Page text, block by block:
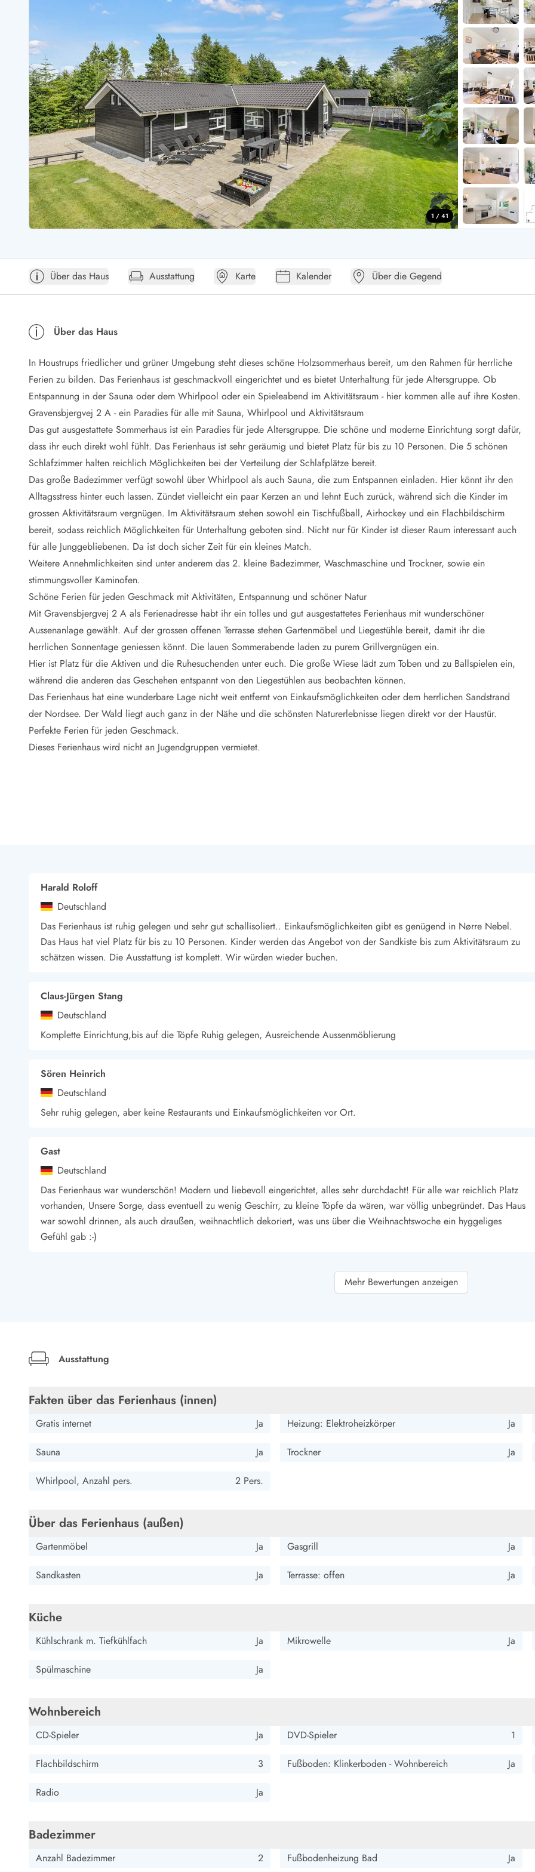
Ferienhäuser mit Whirlpool
Ferienhaus für 2 Personen
Ferienhaus für 4 Personen
Ferienhaus für 6 Personen
Ferienhäuser
Ferienhäuser
Ferienhäuser
Ferienhäuser BjerregardFerienhäuser BlavandFerienhäuser Hvide SandeFerienhäuser Sondervig
Ferienhäuser Argab
Ferienhäuser in Arrild
Ferienhäuser Bjerregard
Ferienhäuser Blavand
Ferienhäuser Bork Havn
Ferienhäuser Fjand
Ferienhäuser Fanö
Ferienhäuser Graerup Strand
Ferienhäuser Haurvig
Ferienhäuser Henne Strand
Ferienhäuser Ho
Ferienhäuser Houstrup
Ferienhäuser Houvig
Ferienhäuser auf Holmsland Klit
Ferienhäuser in Holmsland
Ferienhäuser Hvide Sande
Ferienhäuser Jegum
Ferienhäuser Klegod
Ferienhäuser Lodbjerg Hede
Ferienhäuser Nr. Lyngvig
Ferienhäuser in
Ferienhäuser
Ferienhäuser
Ferienhäuser
Ferienhäuser
Ferienhäuser in
Ferienhäuser
Ferienhäuser
Ferienhäuser
Öffnungszeiten
Anreise
Ferienhaus ABC
Häufige Fragen zur Buchung
Verleihservice
Reisescheckliste
Endreinigung
Gutschein
Frühbucher
Mietbedingungen
Reiseführer Dänemark
Tipps für Urlaub in Dänemark
Wetter in Dänemark
Saisonzeiten
Badesicherheit im Meer
Naturschutz
Webcam Dänemark
Ferienhauskatalog
Fotowettbewerb
Vorteile bei uns
Reisecurity
Esmark KidsVIP
Esmark VIP - Partnervorteile und Rabatte
Preisgarantie
Keine Kaution
Gästebewertungen
Gratis WLAN
We love people
Finde Bernstein am Strand
Indoorspielländer in Dänemark
Zoos und Tierparks in Dänemark
Freizeitparks in Dänemark
Angeln in Dänemark
Schwimmhallen und Badeländer
Golfen in Dänemark
Fitnesscenter in Dänemark
Fahrradfahren in Dänemark
Surfen in Dänemark
Wandern in Dänemark
Wasserski in Dänemark
Segeln in Dänemark
Sehenswürdigkeiten
Kunstmuseen
Essen und Trinken
Einkaufen und Shopping
Weihnachten in Dänemark
Heiraten in Dänemark
Kontakt & Öffnungszeiten
Qualität seit 1965
Nachhaltigkeit
Newsletter
Mietbedingungen
Impressum
1 / 41
Über das Haus Ausstattung Karte Kalender Über die Gegend
Über das Haus
In Houstrups friedlicher und grüner Umgebung steht dieses schöne Holzsommerhaus bereit, um den Rahmen für herrliche
Ferien zu bilden. Das Ferienhaus ist geschmackvoll eingerichtet und es bietet Unterhaltung für jede Altersgruppe. Ob
Entspannung in der Sauna oder dem Whirlpool oder ein Spieleabend im Aktivitätsraum - hier kommen alle auf ihre Kosten.
Gravensbjergvej 2 A - ein Paradies für alle mit Sauna, Whirlpool und Aktivitätsraum
Das gut ausgestattete Sommerhaus ist ein Paradies für jede Altersgruppe. Die schöne und moderne Einrichtung sorgt dafür,
dass ihr euch direkt wohl fühlt. Das Ferienhaus ist sehr geräumig und bietet Platz für bis zu 10 Personen. Die 5 schönen
Schlafzimmer halten reichlich Möglichkeiten bei der Verteilung der Schlafplätze bereit.
Das große Badezimmer verfügt sowohl über Whirlpool als auch Sauna, die zum Entspannen einladen. Hier könnt ihr den
Alltagsstress hinter euch lassen. Zündet vielleicht ein paar Kerzen an und lehnt Euch zurück, während sich die Kinder im
grossen Aktivitätsraum vergnügen. Im Aktivitätsraum stehen sowohl ein Tischfußball, Airhockey und ein Flachbildschirm
bereit, sodass reichlich Möglichkeiten für Unterhaltung geboten sind. Nicht nur für Kinder ist dieser Raum interessant auch
für alle Junggebliebenen. Da ist doch sicher Zeit für ein kleines Match.
Weitere Annehmlichkeiten sind unter anderem das 2. kleine Badezimmer, Waschmaschine und Trockner, sowie ein
stimmungsvoller Kaminofen.
Schöne Ferien für jeden Geschmack mit Aktivitäten, Entspannung und schöner Natur
Mit Gravensbjergvej 2 A als Ferienadresse habt ihr ein tolles und gut ausgestattetes Ferienhaus mit wunderschöner
Aussenanlage gewählt. Auf der grossen offenen Terrasse stehen Gartenmöbel und Liegestühle bereit, damit ihr die
herrlichen Sonnentage geniessen könnt. Die lauen Sommerabende laden zu purem Grillvergnügen ein.
Hier ist Platz für die Aktiven und die Ruhesuchenden unter euch. Die große Wiese lädt zum Toben und zu Ballspielen ein,
während die anderen das Geschehen entspannt von den Liegestühlen aus beobachten können.
Das Ferienhaus hat eine wunderbare Lage nicht weit entfernt von Einkaufsmöglichkeiten oder dem herrlichen Sandstrand
der Nordsee. Der Wald liegt auch ganz in der Nähe und die schönsten Naturerlebnisse liegen direkt vor der Haustür.
Perfekte Ferien für jeden Geschmack.
Dieses Ferienhaus wird nicht an Jugendgruppen vermietet.
Harald Roloff
Deutschland
Das Ferienhaus ist ruhig gelegen und sehr gut schallisoliert.. Einkaufsmöglichkeiten gibt es genügend in Nørre Nebel.
Das Haus hat viel Platz für bis zu 10 Personen. Kinder werden das Angebot von der Sandkiste bis zum Aktivitätsraum zu
schätzen wissen. Die Ausstattung ist komplett. Wir würden wieder buchen.
Claus-Jürgen Stang
Deutschland
Komplette Einrichtung,bis auf die Töpfe Ruhig gelegen, Ausreichende Aussenmöblierung
Sören Heinrich
Deutschland
Sehr ruhig gelegen, aber keine Restaurants und Einkaufsmöglichkeiten vor Ort.
Gast
Deutschland
Das Ferienhaus war wunderschön! Modern und liebevoll eingerichtet, alles sehr durchdacht! Für alle war reichlich Platz
vorhanden, Unsere Sorge, dass eventuell zu wenig Geschirr, zu kleine Töpfe da wären, war völlig unbegründet. Das Haus
war sowohl drinnen, als auch draußen, weihnachtlich dekoriert, was uns über die Weihnachtswoche ein hyggeliges
Gefühl gab :-)
Mehr Bewertungen anzeigen
Ausstattung
Fakten über das Ferienhaus (innen)
Gratis internet Ja Heizung: Elektroheizkörper Ja
Sauna Ja Trockner Ja
Whirlpool, Anzahl pers. 2 Pers.
Über das Ferienhaus (außen)
Gartenmöbel Ja Gasgrill Ja
Sandkasten Ja Terrasse: offen Ja
Küche
Kühlschrank m. Tiefkühlfach Ja Mikrowelle Ja
Spülmaschine Ja
Wohnbereich
CD-Spieler Ja DVD-Spieler 1
Flachbildschirm 3 Fußboden: Klinkerboden - Wohnbereich Ja
Radio Ja
Badezimmer
Anzahl Badezimmer 2 Fußbodenheizung Bad Ja